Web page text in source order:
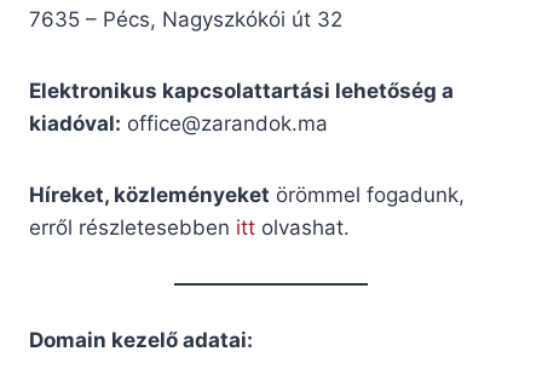
7635 – Pécs, Nagyszkókói út 32
Elektronikus kapcsolattartási lehetőség a
kiadóval: office@zarandok.ma
Híreket, közleményeket örömmel fogadunk,
erről részletesebben itt olvashat.
Domain kezelő adatai: